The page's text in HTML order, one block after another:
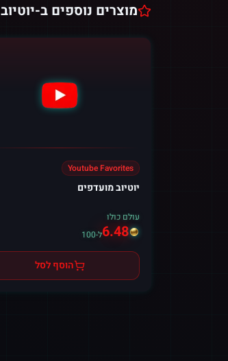
מוצרים נוספים ב-יוטיוב
Youtube Favorites
יוטיוב מועדפים
עולם כולו
6.48ל-100
הוסף לסל